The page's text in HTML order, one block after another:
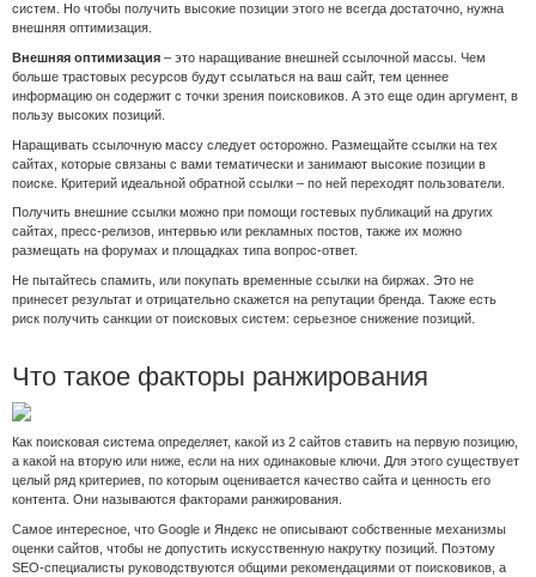
систем. Но чтобы получить высокие позиции этого не всегда достаточно, нужна
внешняя оптимизация.
Внешняя оптимизация – это наращивание внешней ссылочной массы. Чем
больше трастовых ресурсов будут ссылаться на ваш сайт, тем ценнее
информацию он содержит с точки зрения поисковиков. А это еще один аргумент, в
пользу высоких позиций.
Наращивать ссылочную массу следует осторожно. Размещайте ссылки на тех
сайтах, которые связаны с вами тематически и занимают высокие позиции в
поиске. Критерий идеальной обратной ссылки – по ней переходят пользователи.
Получить внешние ссылки можно при помощи гостевых публикаций на других
сайтах, пресс-релизов, интервью или рекламных постов, также их можно
размещать на форумах и площадках типа вопрос-ответ.
Не пытайтесь спамить, или покупать временные ссылки на биржах. Это не
принесет результат и отрицательно скажется на репутации бренда. Также есть
риск получить санкции от поисковых систем: серьезное снижение позиций.
Что такое факторы ранжирования
Как поисковая система определяет, какой из 2 сайтов ставить на первую позицию,
а какой на вторую или ниже, если на них одинаковые ключи. Для этого существует
целый ряд критериев, по которым оценивается качество сайта и ценность его
контента. Они называются факторами ранжирования.
Самое интересное, что Google и Яндекс не описывают собственные механизмы
оценки сайтов, чтобы не допустить искусственную накрутку позиций. Поэтому
SEO-специалисты руководствуются общими рекомендациями от поисковиков, а